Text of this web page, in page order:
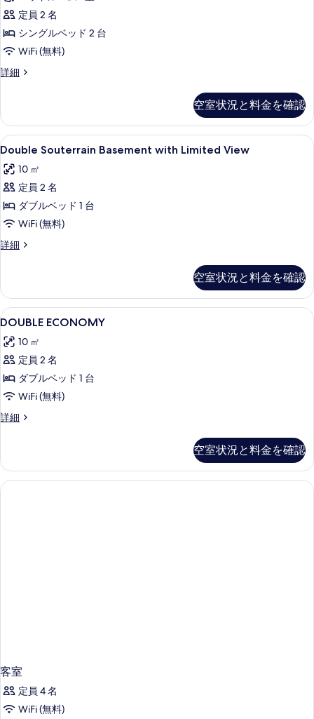
写
真
を
表
示
る
ド
1
台
の
て
の
写
真
を
表
示
す
ブ
ル
ベ
ッ
ド
1
細
ダ
ー
ド
ー
シ
ン
グ
ル
ベ
ッ
ド
2
す
べ
て
の
写
真
を
表
す
る
定員 2 名
シングルベッド 2 台
WiFi (無料)
詳細
ス
ー
ド
ル
ム
シ
グ
ル
ッ
の
詳
細
空室状況と料金を確認
Double
Souterrain
Basement
with
Limited
View
の
て
の
写
真
を
表
示
す
セーフティボックス (室内)、デスク
5
Double Souterrain Basement with Limited View
10 ㎡
定員 2 名
ダブルベッド 1 台
WiFi (無料)
詳細
Double
Limited
View
の
細
空室状況と料金を確認
DOUBLE
ECONOMY
の
す
べ
て
の
を
表
セーフティボックス (室内)、デスク
5
DOUBLE ECONOMY
10 ㎡
定員 2 名
ダブルベッド 1 台
WiFi (無料)
詳細
DOUBLE
細
空室状況と料金を確認
客室
定員 4 名
WiFi (無料)